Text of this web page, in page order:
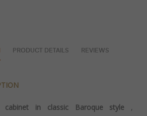
PRODUCT DETAILS REVIEWS
cabinet in classic Baroque style ,